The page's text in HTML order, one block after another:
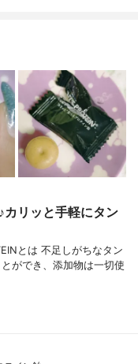
リッと手軽にタン
とは 不足しがちなタン
ができ、添加物は一切使